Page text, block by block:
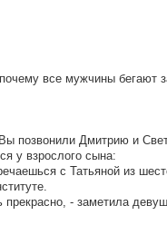
все мужчины бегают
позвонили Дмитрию и
у взрослого сына:
с Татьяной из
- заметила